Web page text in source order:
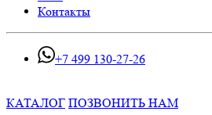
Контакты
+7 499 130-27-26
КАТАЛОГ ПОЗВОНИТЬ НАМ